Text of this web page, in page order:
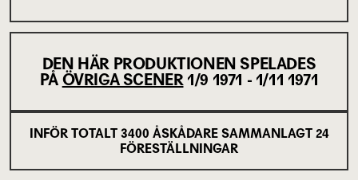
DEN HÄR PRODUKTIONEN SPELADES
PÅ ÖVRIGA SCENER 1/9 1971 - 1/11 1971
INFÖR TOTALT 3400 ÅSKÅDARE SAMMANLAGT 24
FÖRESTÄLLNINGAR